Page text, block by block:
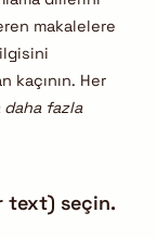
makalelere
kaçının. Her
daha fazla
text) seçin.